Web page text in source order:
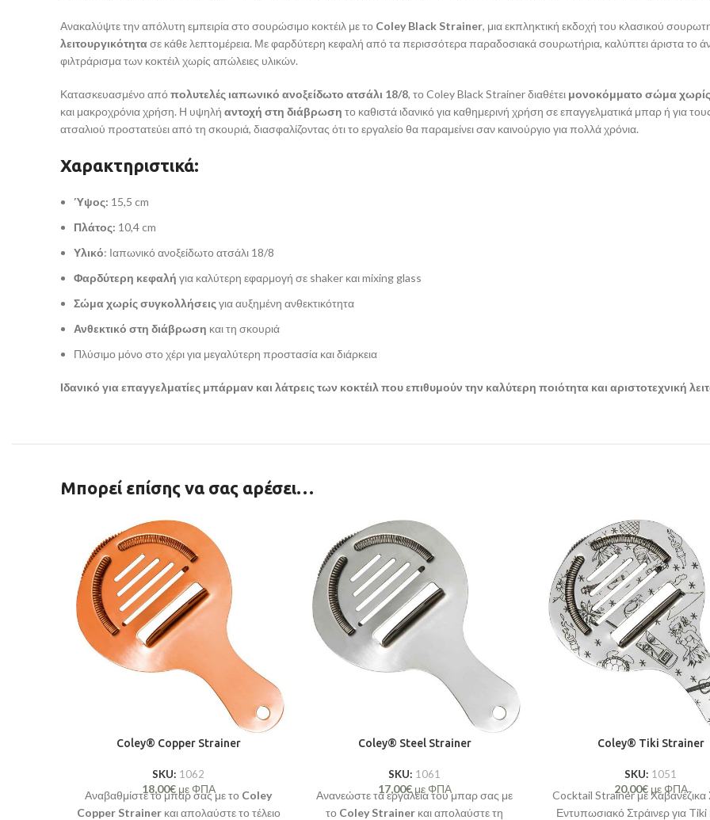
Ανακαλύψτε την απόλυτη εμπειρία στο σουρώσιμο κοκτέιλ με το Coley Black Strainer, μια εκπληκτική εκδοχή του κλασικού
λειτουργικότητασε κάθε λεπτομέρεια. Με φαρδύτερη κεφαλή από τα περισσότερα παραδοσιακά σουρωτήρια, καλύπτει άριστα το
φιλτράρισμα των κοκτέιλ χωρίς απώλειες υλικών.
Κατασκευασμένο από πολυτελές ιαπωνικό ανοξείδωτο ατσάλι 18/8, το Coley Black Strainer διαθέτει μονοκόμματο σώμα
και μακροχρόνια χρήση. Η υψηλή αντοχή στη διάβρωση το καθιστά ιδανικό για καθημερινή χρήση σε επαγγελματικά μπαρ ή για
ατσαλιού προστατεύει από τη σκουριά, διασφαλίζοντας ότι το εργαλείο θα παραμείνει σαν καινούργιο για πολλά χρόνια.
Χαρακτηριστικά:
Ύψος: 15,5 cm
Πλάτος: 10,4 cm
Υλικό: Ιαπωνικό ανοξείδωτο ατσάλι 18/8
Φαρδύτερη κεφαλή για καλύτερη εφαρμογή σε shaker και mixing glass
Σώμα χωρίς συγκολλήσειςγια αυξημένη ανθεκτικότητα
Ανθεκτικό στη διάβρωση και τη σκουριά
Πλύσιμο μόνο στο χέρι για μεγαλύτερη προστασία και διάρκεια
Ιδανικό για επαγγελματίες μπάρμαν και λάτρεις των κοκτέιλ που επιθυμούν την καλύτερη ποιότητα και αριστοτεχνική
Μπορεί επίσης να σας αρέσει…
Coley® Copper Strainer
SKU: 1062
18,00€με ΦΠΑ
Αναβαθμίστε το μπαρ σας με το Coley
Copper Strainerκαι απολαύστε το τέλειο
Coley® Steel Strainer
SKU: 1061
17,00€με ΦΠΑ
Ανανεώστε τα εργαλεία του μπαρ σας με
το Coley Strainer και απολαύστε τη
Coley® Tiki Strainer
SKU: 1051
20,00€με ΦΠΑ
Cocktail Strainer με Χαβανέζικα
Εντυπωσιακό Στράινερ για Tiki